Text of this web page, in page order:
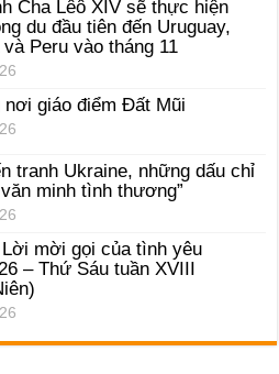
Cha Lêô XIV sẽ thực hiện
du đầu tiên đến Uruguay,
Peru vào tháng 11
nơi giáo điểm Đất Mũi
tranh Ukraine, những dấu chỉ
minh tình thương”
mời gọi của tình yêu
– Thứ Sáu tuần XVIII